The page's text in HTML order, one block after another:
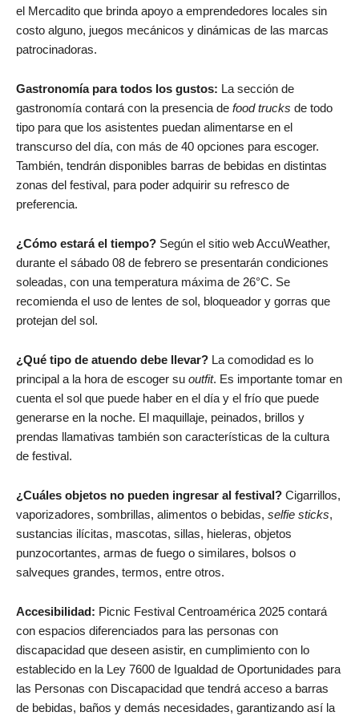
el Mercadito que brinda apoyo a emprendedores locales sin
costo alguno, juegos mecánicos y dinámicas de las marcas
patrocinadoras.
Gastronomía para todos los gustos: La sección de
gastronomía contará con la presencia de food trucks de todo
tipo para que los asistentes puedan alimentarse en el
transcurso del día, con más de 40 opciones para escoger.
También, tendrán disponibles barras de bebidas en distintas
zonas del festival, para poder adquirir su refresco de
preferencia.
¿Cómo estará el tiempo? Según el sitio web AccuWeather,
durante el sábado 08 de febrero se presentarán condiciones
soleadas, con una temperatura máxima de 26°C. Se
recomienda el uso de lentes de sol, bloqueador y gorras que
protejan del sol.
¿Qué tipo de atuendo debe llevar? La comodidad es lo
principal a la hora de escoger su outfit. Es importante tomar en
cuenta el sol que puede haber en el día y el frío que puede
generarse en la noche. El maquillaje, peinados, brillos y
prendas llamativas también son características de la cultura
de festival.
¿Cuáles objetos no pueden ingresar al festival? Cigarrillos,
vaporizadores, sombrillas, alimentos o bebidas, selfie sticks,
sustancias ilícitas, mascotas, sillas, hieleras, objetos
punzocortantes, armas de fuego o similares, bolsos o
salveques grandes, termos, entre otros.
Accesibilidad: Picnic Festival Centroamérica 2025 contará
con espacios diferenciados para las personas con
discapacidad que deseen asistir, en cumplimiento con lo
establecido en la Ley 7600 de Igualdad de Oportunidades para
las Personas con Discapacidad que tendrá acceso a barras
de bebidas, baños y demás necesidades, garantizando así la